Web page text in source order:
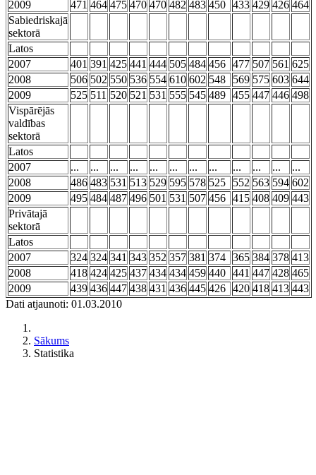
2009 471 464 475 470 470 482 483 450 433 429 426 464
Sabiedriskajā
sektorā
Latos
2007
401 391 425 441 444 505 484 456 477 507 561 625
2008
506 502 550 536 554 610 602 548 569 575 603 644
2009
525 511 520 521 531 555 545 489 455 447 446 498
Vispārējās
valdības
sektorā
Latos
2007
... ... ... ... ... ... ... ... ... ... ...
...
2008
486 483 531 513 529 595 578 525 552 563 594 602
2009
495 484 487 496 501 531 507 456 415 408 409 443
Privātajā
sektorā
Latos
2007
324 324 341 343 352 357 381 374 365 384 378 413
2008
418 424 425 437 434 434 459 440 441 447 428 465
2009
439 436 447 438 431 436 445 426 420 418 413 443
Dati atjaunoti: 01.03.2010
Sākums
Statistika